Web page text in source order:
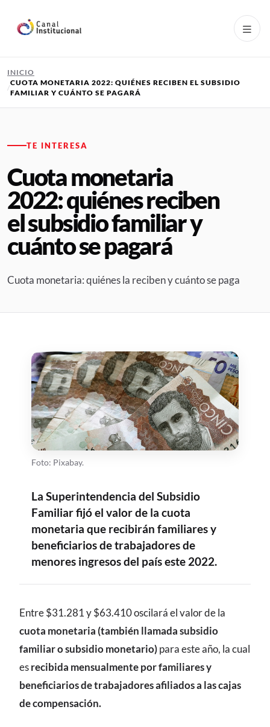
INICIO
CUOTA MONETARIA 2022: QUIÉNES RECIBEN EL SUBSIDIO
FAMILIAR Y CUÁNTO SE PAGARÁ
TE INTERESA
Cuota monetaria
2022: quiénes reciben
el subsidio familiar y
cuánto se pagará
Cuota monetaria: quiénes la reciben y cuánto se paga
Foto: Pixabay.
La Superintendencia del Subsidio
Familiar fijó el valor de la cuota
monetaria que recibirán familiares y
beneficiarios de trabajadores de
menores ingresos del país este 2022.
CONTENIDO
Entre $31.281 y $63.410 oscilará el valor de la
cuota monetaria (también llamada subsidio
familiar o subsidio monetario)para este año, la cual
esrecibida mensualmente por familiares y
beneficiarios de trabajadores afiliados a las cajas
de compensación.